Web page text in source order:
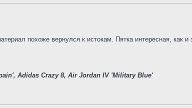
похоже вернулся к истокам. Пятка интересная, как
Adidas Crazy 8, Air Jordan IV 'Military Blue'